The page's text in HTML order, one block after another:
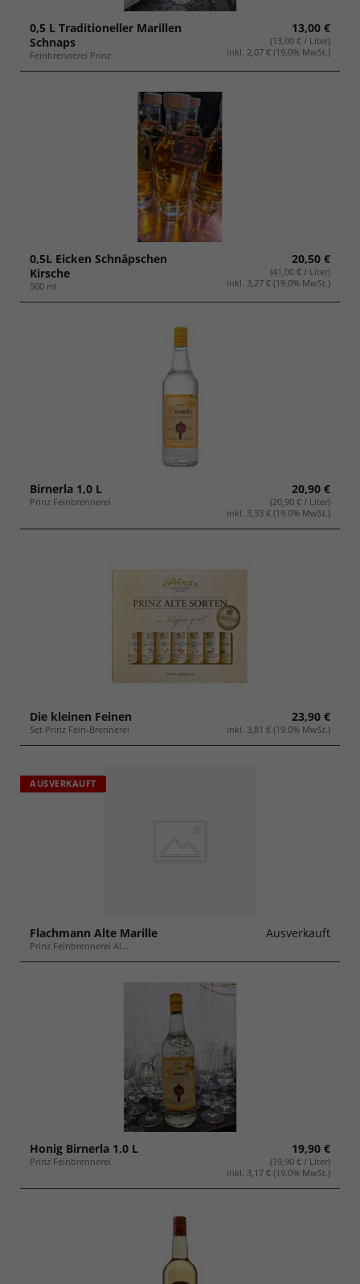
0,5 L Traditioneller Marillen
Schnaps
Feinbrennerei Prinz
13,00 €
(13,00 € / Liter)
inkl. 2,07 € (19.0% MwSt.)
0,5L Eicken Schnäpschen
Kirsche
500 ml
20,50 €
(41,00 € / Liter)
inkl. 3,27 € (19.0% MwSt.)
Birnerla 1,0 L
Prinz Feinbrennerei
20,90 €
(20,90 € / Liter)
inkl. 3,33 € (19.0% MwSt.)
Die kleinen Feinen
Set Prinz Fein-Brennerei
23,90 €
inkl. 3,81 € (19.0% MwSt.)
AUSVERKAUFT
Flachmann Alte Marille
Prinz Feinbrennerei Al...
Ausverkauft
Honig Birnerla 1,0 L
Prinz Feinbrennerei
19,90 €
(19,90 € / Liter)
inkl. 3,17 € (19.0% MwSt.)